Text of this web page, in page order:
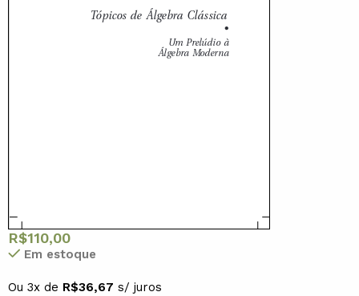
R$110,00
Em estoque
Ou 3x de R$36,67 s/ juros